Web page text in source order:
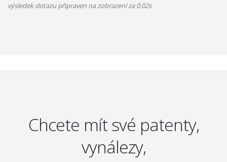
výsledek dotazu připraven na zobrazení za 0.02s
Chcete mít své patenty,
vynálezy,